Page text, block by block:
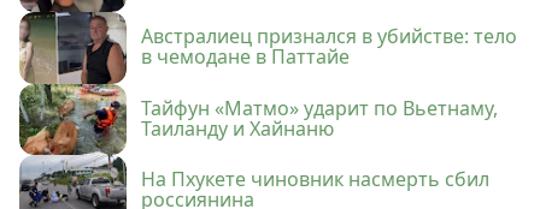
Австралиец признался в убийстве: тело
в чемодане в Паттайе
Тайфун «Матмо» ударит по Вьетнаму,
Таиланду и Хайнаню
На Пхукете чиновник насмерть сбил
россиянина